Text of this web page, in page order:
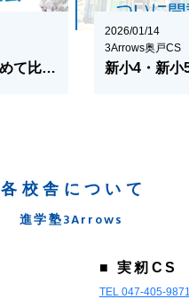
都立中をまとめて比較！都立中合同相談会が6月22日開催！
2026/01/14
3Arrows奥戸CS
各校舎について
進学塾3Arrows
■ 実籾CS
TEL 047-405-9871